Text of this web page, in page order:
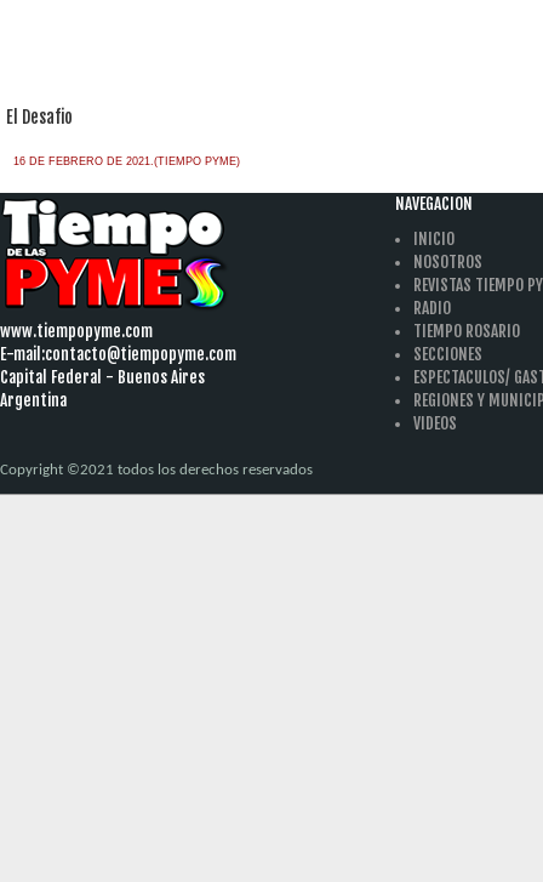
El Desafio
16 DE FEBRERO DE 2021.(TIEMPO PYME)
www.tiempopyme.com
E-mail:contacto@tiempopyme.com
Capital Federal - Buenos Aires
Argentina
NAVEGACION
INICIO
NOSOTROS
REVISTAS TIEMPO
RADIO
TIEMPO ROSARIO
SECCIONES
ESPECTACULOS/
REGIONES Y
VIDEOS
Copyright ©2021 todos los derechos reservados